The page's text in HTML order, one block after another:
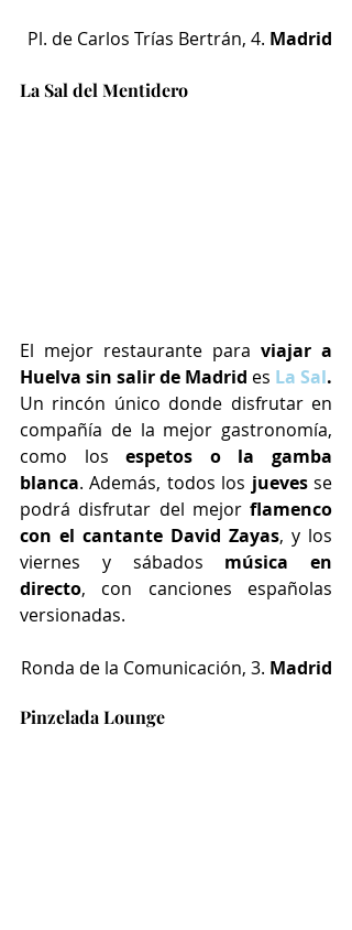
Pl. de Carlos Trías Bertrán, 4. Madrid
La Sal del Mentidero
El mejor restaurante para viajar a
Huelva sin salir de Madrid es La Sal.
Un rincón único donde disfrutar en
compañía de la mejor gastronomía,
como los espetos o la gamba
blanca. Además, todos los jueves se
podrá disfrutar del mejor flamenco
con el cantante David Zayas, y los
viernes y sábados música en
directo, con canciones españolas
versionadas.
Ronda de la Comunicación, 3. Madrid
Pinzelada Lounge